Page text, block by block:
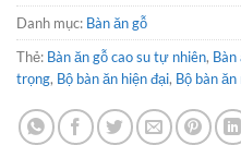
Danh mục: Bàn ăn gỗ
Thẻ: Bàn ăn gỗ cao su tự nhiên, Bàn
trọng, Bộ bàn ăn hiện đại, Bộ bàn